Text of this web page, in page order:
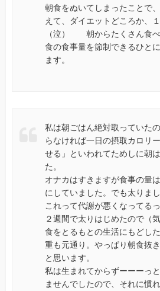
朝食をぬいてしまったことで
えて、ダイエットどころか、
（泣） 朝からたくさん食べ
食の食事量を節制できるひと
ます。
私は朝ごはん絶対取っていた
らなければ一日の摂取カロリ
せる」といわれてためしに朝
た。
オナカはすきますが食事の量
にしていました。でも太りまし
これって代謝が悪くなってる
２週間で太りはじめたので（
食をとるもとの生活にもどし
重も元通り。やっぱり朝食抜
と思います。
私は生まれてからずーーーっ
ませんでしたので、それに慣